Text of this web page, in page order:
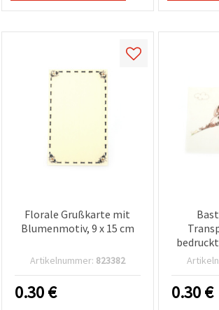
Florale Grußkarte mit
Blumenmotiv, 9 x 15 cm
Artikelnummer: 823382
0.30€ 0.30€